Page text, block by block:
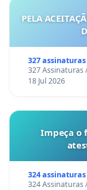
PELA
327 assinaturas
327 Assinaturas
18 Jul 2026
Impeça o
324 assinaturas
324 Assinaturas